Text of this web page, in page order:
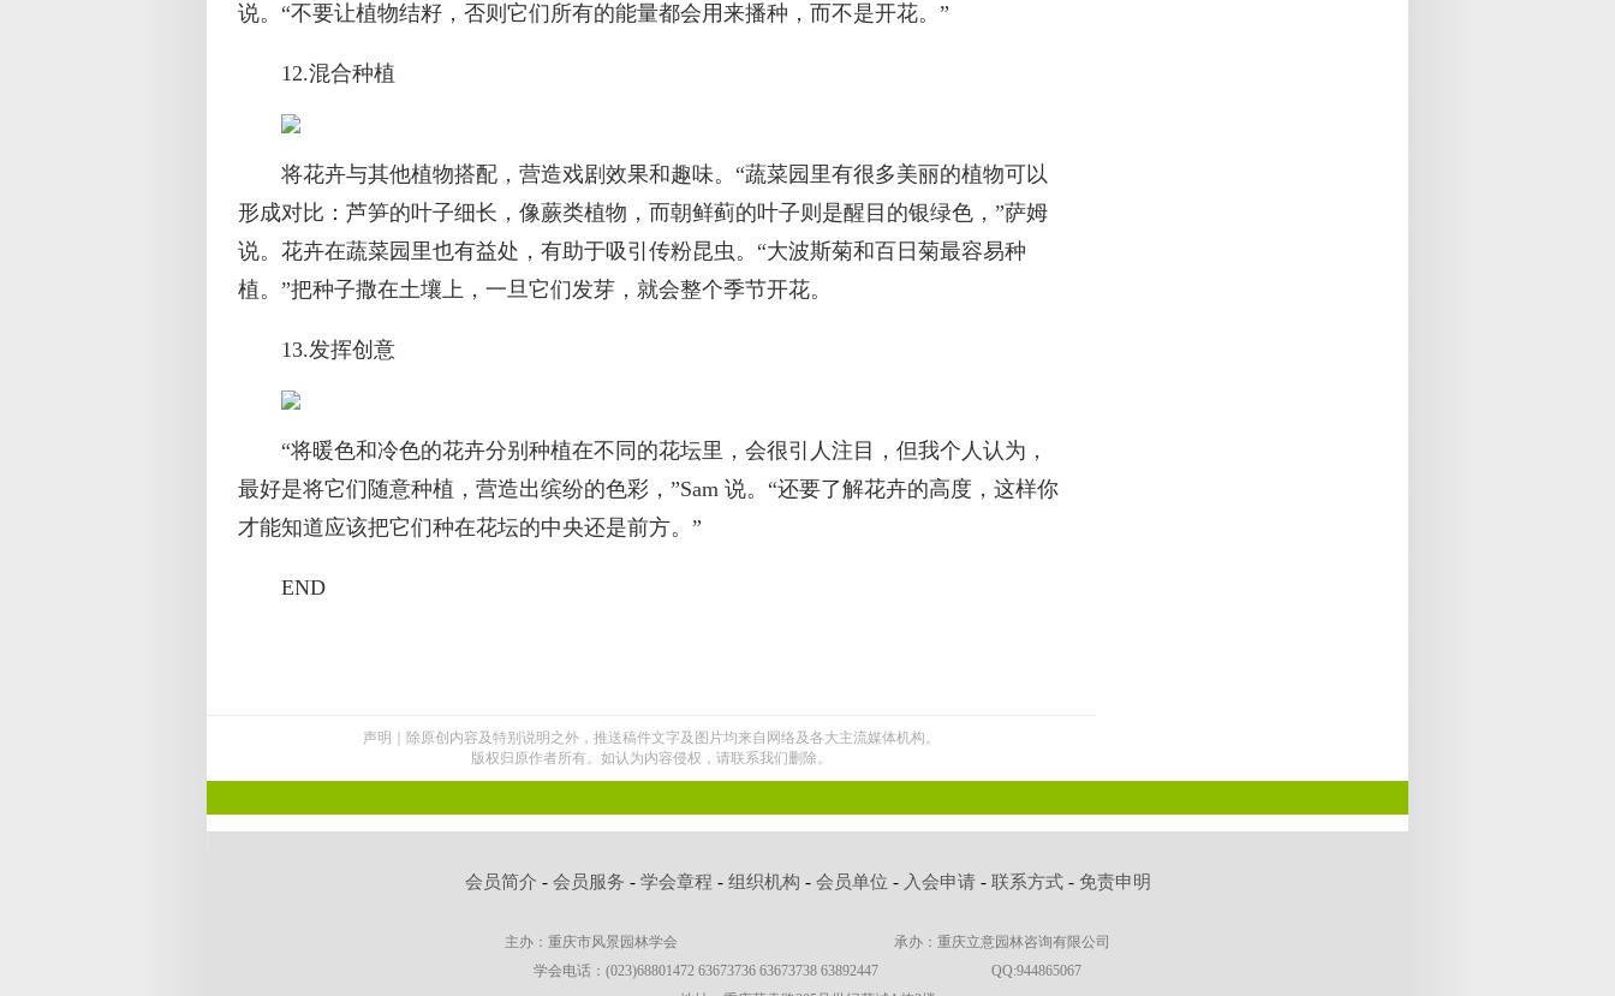
说。“不要让植物结籽，否则它们所有的能量都会用来播种，而不是开花。”
12.混合种植
将花卉与其他植物搭配，营造戏剧效果和趣味。“蔬菜园里有很多美丽的植物可以
形成对比：芦笋的叶子细长，像蕨类植物，而朝鲜蓟的叶子则是醒目的银绿色，”萨姆
说。花卉在蔬菜园里也有益处，有助于吸引传粉昆虫。“大波斯菊和百日菊最容易种
植。”把种子撒在土壤上，一旦它们发芽，就会整个季节开花。
13.发挥创意
“将暖色和冷色的花卉分别种植在不同的花坛里，会很引人注目，但我个人认为，
最好是将它们随意种植，营造出缤纷的色彩，”Sam 说。“还要了解花卉的高度，这样你
才能知道应该把它们种在花坛的中央还是前方。”
END
声明｜除原创内容及特别说明之外，推送稿件文字及图片均来自网络及各大主流媒体机构。
版权归原作者所有。如认为内容侵权，请联系我们删除。
会员简介 - 会员服务 - 学会章程 - 组织机构 - 会员单位 - 入会申请 - 联系方式 - 免责申明
主办：重庆市风景园林学会
承办：重庆立意园林咨询有限公司
学会电话：(023)68801472 63673736 63673738 63892447
QQ:944865067